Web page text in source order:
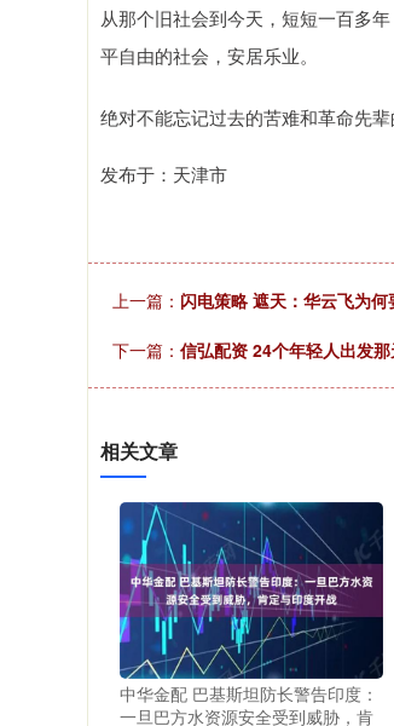
从那个旧社会到今天，短短一百多
平自由的社会，安居乐业。
绝对不能忘记过去的苦难和革命先
发布于：天津市
上一篇： 闪电策略 遮天：华云飞为
下一篇： 信弘配资 24个年轻人出发
相关文章
中华金配 巴基斯坦防长警告印度：
一旦巴方水资源安全受到威胁，肯